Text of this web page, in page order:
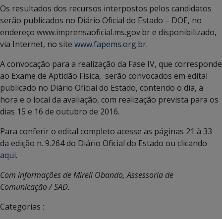
Os resultados dos recursos interpostos pelos candidatos
serão publicados no Diário Oficial do Estado – DOE, no
endereço www.imprensaoficial.ms.gov.br e disponibilizado,
via Internet, no site www.fapems.org.br.
A convocação para a realização da Fase IV, que corresponde
ao Exame de Aptidão Física, serão convocados em edital
publicado no Diário Oficial do Estado, contendo o dia, a
hora e o local da avaliação, com realização prevista para os
dias 15 e 16 de outubro de 2016.
Para conferir o edital completo acesse as páginas 21 à 33
da edição n. 9.264 do Diário Oficial do Estado ou clicando
aqui.
Com informações de Mireli Obando, Assessoria de
Comunicação / SAD.
Categorias :